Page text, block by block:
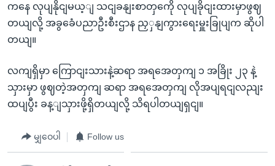
ကနေ လုပျနိုငျမယ့ျ သငျခနျးစာတှကေို လုပျခိုငျးထားမှာဖွဈ
တယျလို့ အခွခေံပညာဦးစီးဌာန ညှှနျကွားရေးမှူးခြုပျက ဆိုပါ
တယျ။
လကျရှိမှာ ကြောငျးသားနဲ့ဆရာ အရအေတှကျ ၁ အခြိုး ၂၃ နဲ့
သှားမှာ ဖွဈတဲ့အတှကျ ဆရာ အရအေတှကျ လိုအပျရငျလညျး
ထပျပွီး ခန့ျသှားဖို့ရှိတယျလို့ သိရပါတယျရှငျ။
မျှဝေပါ Follow us